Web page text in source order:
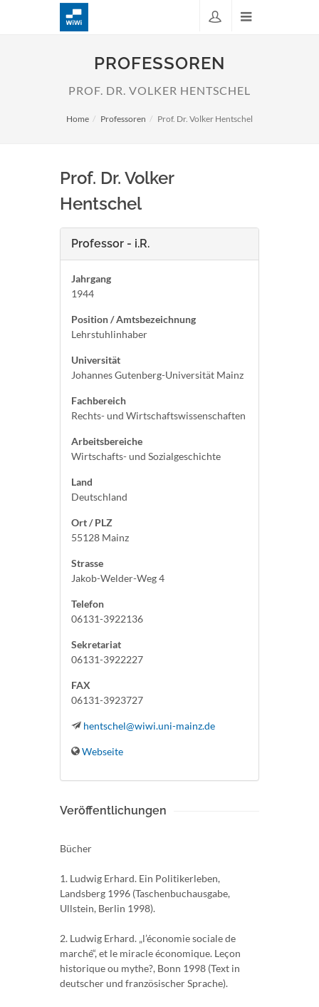
PROFESSOREN
PROF. DR. VOLKER HENTSCHEL
Home Professoren Prof. Dr. Volker Hentschel
Prof. Dr. Volker
Hentschel
Professor - i.R.
Jahrgang
1944
Position / Amtsbezeichnung
Lehrstuhlinhaber
Universität
Johannes Gutenberg-Universität Mainz
Fachbereich
Rechts- und Wirtschaftswissenschaften
Arbeitsbereiche
Wirtschafts- und Sozialgeschichte
Land
Deutschland
Ort / PLZ
55128 Mainz
Strasse
Jakob-Welder-Weg 4
Telefon
06131-3922136
Sekretariat
06131-3922227
FAX
06131-3923727
hentschel@wiwi.uni-mainz.de
Webseite
Veröffentlichungen
Bücher
1. Ludwig Erhard. Ein Politikerleben,
Landsberg 1996 (Taschenbuchausgabe,
Ullstein, Berlin 1998).
2. Ludwig Erhard. „l’économie sociale de
marché“, et le miracle économique. Leçon
historique ou mythe?, Bonn 1998 (Text in
deutscher und französischer Sprache).